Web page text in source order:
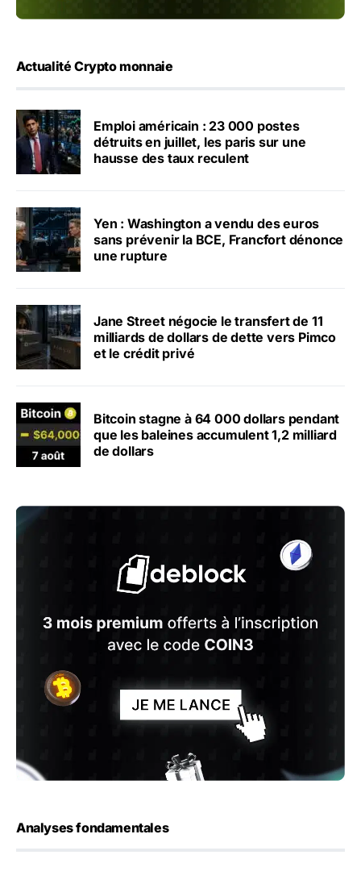
Actualité Crypto monnaie
Emploi américain : 23 000 postes
détruits en juillet, les paris sur une
hausse des taux reculent
Yen : Washington a vendu des euros
sans prévenir la BCE, Francfort dénonce
une rupture
Jane Street négocie le transfert de 11
milliards de dollars de dette vers Pimco
et le crédit privé
Bitcoin stagne à 64 000 dollars pendant
que les baleines accumulent 1,2 milliard
de dollars
Analyses fondamentales